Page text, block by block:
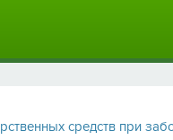
средств при